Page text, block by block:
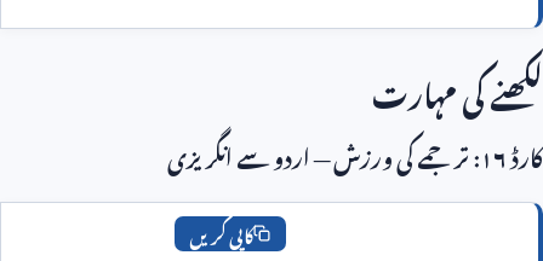
مہارت
کاپی کریں